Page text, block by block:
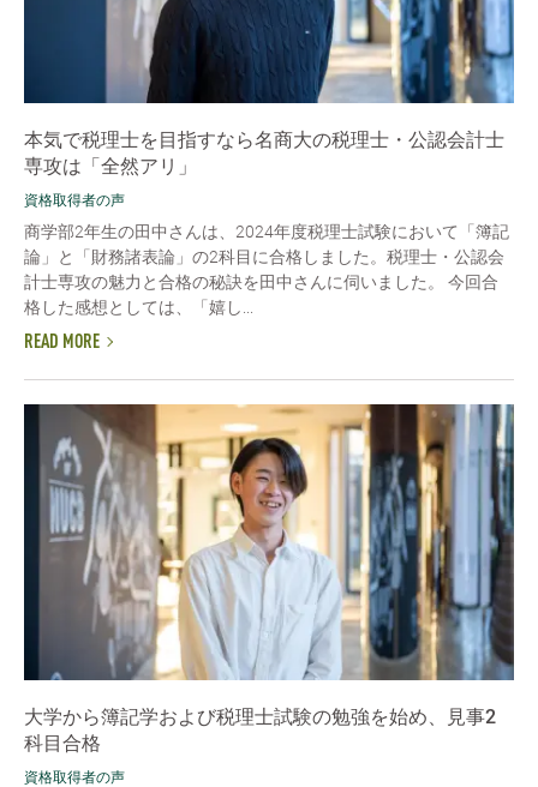
本気で税理士を目指すなら名商大の税理士・公認会計士
専攻は「全然アリ」
資格取得者の声
商学部2年生の田中さんは、2024年度税理士試験において「簿記
論」と「財務諸表論」の2科目に合格しました。税理士・公認会
計士専攻の魅力と合格の秘訣を田中さんに伺いました。 今回合
格した感想としては、「嬉し...
READ MORE
大学から簿記学および税理士試験の勉強を始め、見事2
科目合格
資格取得者の声